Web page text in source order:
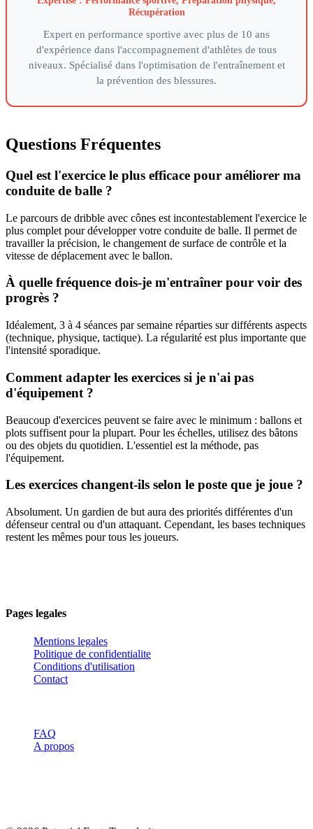
Récupération
Expert en performance sportive avec plus de 10 ans
d'expérience dans l'accompagnement d'athlètes de tous
niveaux. Spécialisé dans l'optimisation de l'entraînement et
la prévention des blessures.
Questions Fréquentes
Quel est l'exercice le plus efficace pour améliorer ma
conduite de balle ?
Le parcours de dribble avec cônes est incontestablement l'exercice le
plus complet pour développer votre conduite de balle. Il permet de
travailler la précision, le changement de surface de contrôle et la
vitesse de déplacement avec le ballon.
À quelle fréquence dois-je m'entraîner pour voir des
progrès ?
Idéalement, 3 à 4 séances par semaine réparties sur différents aspects
(technique, physique, tactique). La régularité est plus importante que
l'intensité sporadique.
Comment adapter les exercices si je n'ai pas
d'équipement ?
Beaucoup d'exercices peuvent se faire avec le minimum : ballons et
plots suffisent pour la plupart. Pour les échelles, utilisez des bâtons
ou des objets du quotidien. L'essentiel est la méthode, pas
l'équipement.
Les exercices changent-ils selon le poste que je joue ?
Absolument. Un gardien de but aura des priorités différentes d'un
défenseur central ou d'un attaquant. Cependant, les bases techniques
restent les mêmes pour tous les joueurs.
Pages legales
Mentions legales
Politique de confidentialite
Conditions d'utilisation
Contact
FAQ
A propos